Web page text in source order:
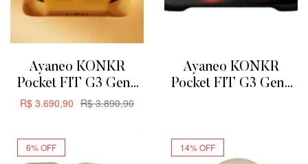
Ayaneo KONKR
Pocket FIT G3 Gen3
8GB + 128GB –
R$3.890,90
R$ 3.690,90
Ayaneo KONKR
Pocket FIT G3 Gen3
6% OFF 14% OFF